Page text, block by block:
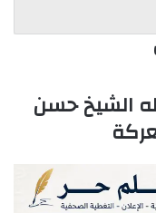
الشيخ حسن